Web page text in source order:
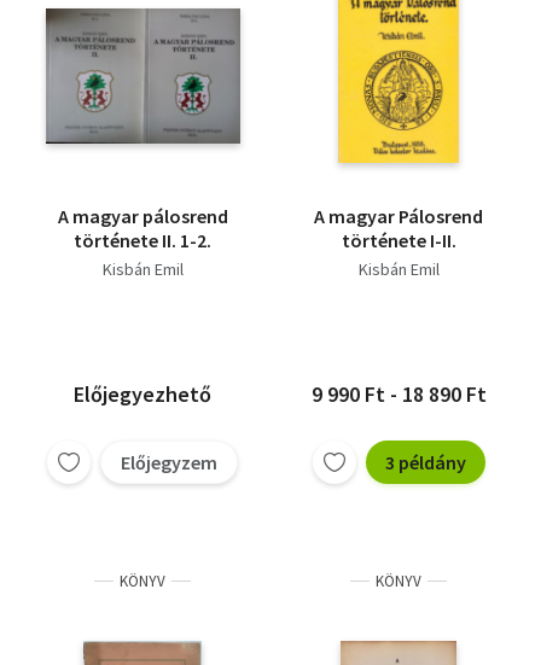
A magyar pálosrend
története II. 1-2.
Kisbán Emil
Előjegyezhető
Előjegyzem
A magyar Pálosrend
története I-II.
Kisbán Emil
9 990 Ft - 18 890 Ft
3 példány
KÖNYV KÖNYV